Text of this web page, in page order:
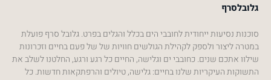
גלובלסרף
סוכנות נסיעות ייחודית לחובבי הים בכלל והגלים בפרט. גלובל סרף פועלת
במטרה ליצור ולספק לקהילת הגולשים חוויות של של פעם בחיים וזכרונות
שילוו אתכם שנים. כחובבי ים וגלישה, החיים כל רגע ורגע, החלטנו לשלב את
התשוקות העיקריות שלנו בחיים: גלישה, טיולים והרפתקאות חדשות. כל